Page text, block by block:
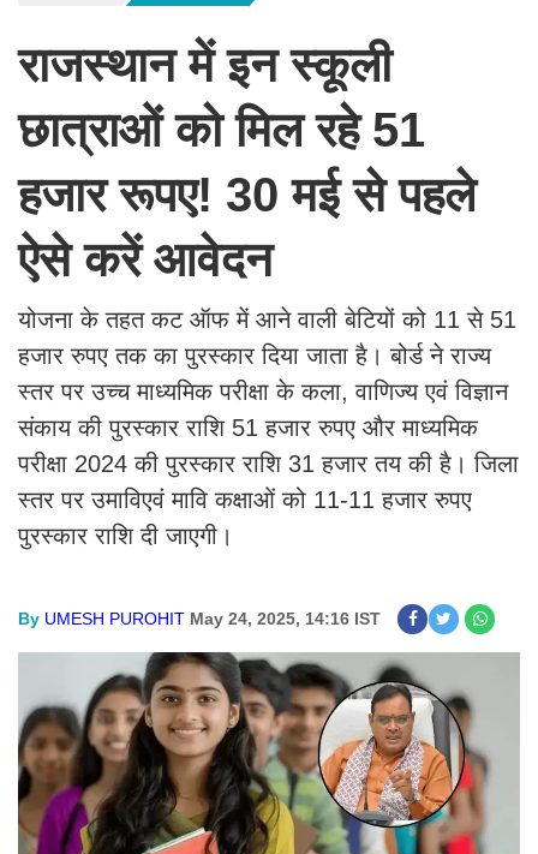
राजस्थान में इन स्कूली
छात्राओं को मिल रहे 51
हजार रूपए! 30 मई से पहले
ऐसे करें आवेदन
योजना के तहत कट ऑफ में आने वाली बेटियों को 11 से 51
हजार रुपए तक का पुरस्कार दिया जाता है। बोर्ड ने राज्य
स्तर पर उच्च माध्यमिक परीक्षा के कला, वाणिज्य एवं विज्ञान
संकाय की पुरस्कार राशि 51 हजार रुपए और माध्यमिक
परीक्षा 2024 की पुरस्कार राशि 31 हजार तय की है। जिला
स्तर पर उमाविएवं मावि कक्षाओं को 11-11 हजार रुपए
पुरस्कार राशि दी जाएगी।
By UMESH PUROHIT May 24, 2025, 14:16 IST